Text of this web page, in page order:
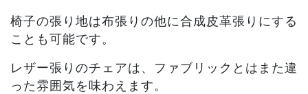
椅子の張り地は布張りの他に合成皮革張りにする
ことも可能です。
レザー張りのチェアは、ファブリックとはまた違
った雰囲気を味わえます。